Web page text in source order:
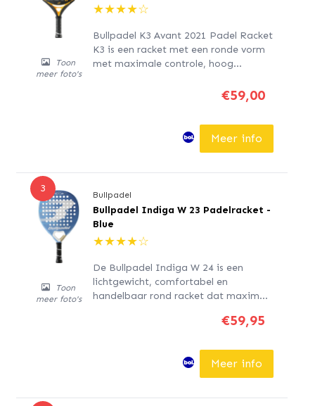
Toon
meer foto's
★★★★☆
Bullpadel K3 Avant 2021 Padel Racket
K3 is een racket met een ronde vorm
met maximale controle, hoog
vorm van een ster voor meer effect en
controle over de bal. Het is ontwikkeld
spelers. De buitenste kern bestaat
€59,00
Meer info
3
Toon
meer foto's
Bullpadel
Bullpadel Indiga W 23 Padelracket -
Blue
★★★★☆
De Bullpadel Indiga W 24 is een
lichtgewicht, comfortabel en
handelbaar rond racket dat maximale
gemiddelde spelers en spelers die
buitenkern is gemaakt van Polyglass
glasvezel, de binnenkern van SoftEva
rubber en het frame is...
€59,95
Meer info